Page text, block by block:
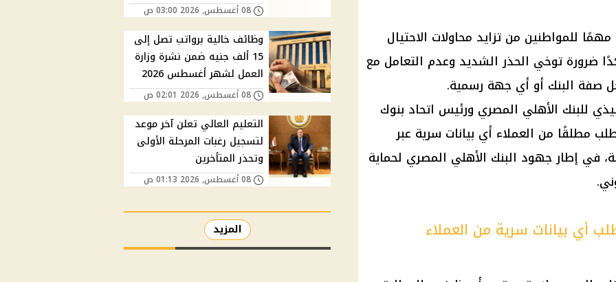
للمواطنين من تزايد محاولات الاحتيال
ضرورة توخي الحذر الشديد وعدم التعامل مع
صفة البنك أو أي جهة رسمية.
للبنك الأهلي المصري ورئيس اتحاد بنوك
مطلقًا من العملاء أي بيانات سرية عبر
في إطار جهود البنك الأهلي المصري لحماية
أي بيانات سرية من العملاء
08 أغسطس, 2026 03:00 ص
وظائف خالية برواتب تصل إلى
15 ألف جنيه ضمن نشرة وزارة
العمل لشهر أغسطس 2026
08 أغسطس, 2026 02:01 ص
التعليم العالي تعلن آخر موعد
لتسجيل رغبات المرحلة الأولى
وتحذر المتأخرين
08 أغسطس, 2026 01:13 ص
المزيد